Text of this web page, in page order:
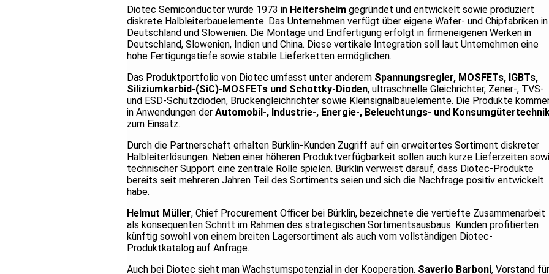
Diotec Semiconductor wurde 1973 in Heitersheim gegründet und entwickelt sowie produziert
diskrete Halbleiterbauelemente. Das Unternehmen verfügt über eigene Wafer- und Chipfabriken in
Deutschland und Slowenien. Die Montage und Endfertigung erfolgt in firmeneigenen Werken in
Deutschland, Slowenien, Indien und China. Diese vertikale Integration soll laut Unternehmen eine
hohe Fertigungstiefe sowie stabile Lieferketten ermöglichen.
Das Produktportfolio von Diotec umfasst unter anderem Spannungsregler, MOSFETs, IGBTs,
Siliziumkarbid-(SiC)-MOSFETs und Schottky-Dioden, ultraschnelle Gleichrichter, Zener-, TVS-
und ESD-Schutzdioden, Brückengleichrichter sowie Kleinsignalbauelemente. Die Produkte
in Anwendungen der Automobil-, Industrie-, Energie-, Beleuchtungs- und
zum Einsatz.
Durch die Partnerschaft erhalten Bürklin-Kunden Zugriff auf ein erweitertes Sortiment diskreter
Halbleiterlösungen. Neben einer höheren Produktverfügbarkeit sollen auch kurze Lieferzeiten
technischer Support eine zentrale Rolle spielen. Bürklin verweist darauf, dass Diotec-Produkte
bereits seit mehreren Jahren Teil des Sortiments seien und sich die Nachfrage positiv entwickelt
habe.
Helmut Müller, Chief Procurement Officer bei Bürklin, bezeichnete die vertiefte Zusammenarbeit
als konsequenten Schritt im Rahmen des strategischen Sortimentsausbaus. Kunden profitierten
künftig sowohl von einem breiten Lagersortiment als auch vom vollständigen Diotec-
Produktkatalog auf Anfrage.
Auch bei Diotec sieht man Wachstumspotenzial in der Kooperation. Saverio Barboni, Vorstand für